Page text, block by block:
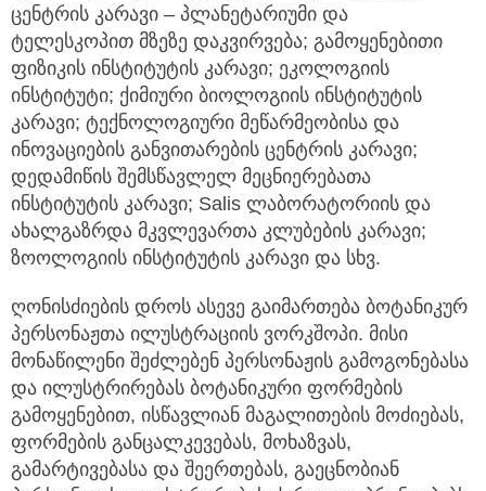
ცენტრის კარავი – პლანეტარიუმი და
ტელესკოპით მზეზე დაკვირვება; გამოყენებითი
ფიზიკის ინსტიტუტის კარავი; ეკოლოგიის
ინსტიტუტი; ქიმიური ბიოლოგიის ინსტიტუტის
კარავი; ტექნოლოგიური მეწარმეობისა და
ინოვაციების განვითარების ცენტრის კარავი;
დედამიწის შემსწავლელ მეცნიერებათა
ინსტიტუტის კარავი; Salis ლაბორატორიის და
ახალგაზრდა მკვლევართა კლუბების კარავი;
ზოოლოგიის ინსტიტუტის კარავი და სხვ.
ღონისძიების დროს ასევე გაიმართება ბოტანიკურ
პერსონაჟთა ილუსტრაციის ვორკშოპი. მისი
მონაწილენი შეძლებენ პერსონაჟის გამოგონებასა
და ილუსტრირებას ბოტანიკური ფორმების
გამოყენებით, ისწავლიან მაგალითების მოძიებას,
ფორმების განცალკევებას, მოხაზვას,
გამარტივებასა და შეერთებას, გაეცნობიან